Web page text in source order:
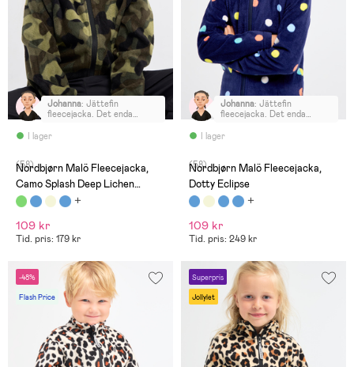
I lager
Johanna: Jättefin
fleecejacka. Det enda
på 79 kronor.
(58)
Nordbjørn Malö Fleecejacka,
Camo Splash Deep Lichen
Green
109 kr
Tid. pris: 179 kr
I lager
Johanna: Jättefin
fleecejacka. Det enda
på 79 kronor.
(58)
Nordbjørn Malö Fleecejacka,
Dotty Eclipse
109 kr
Tid. pris: 249 kr
-48%
Flash Price
Superpris
Jollylet